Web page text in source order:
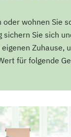
oder wohnen Sie
sichern Sie sich
Zuhause,
für folgende